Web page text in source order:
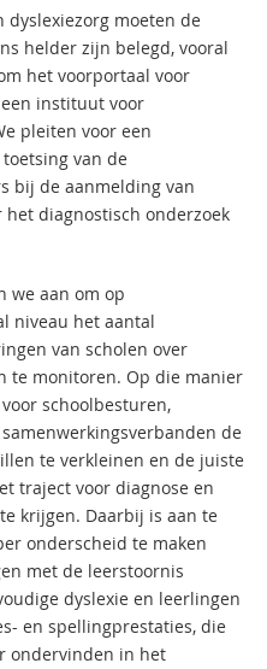
dyslexiezorg moeten de
helder zijn belegd, vooral
het voorportaal voor
instituut voor
pleiten voor een
van de
bij de aanmelding van
het diagnostisch onderzoek
we aan om op
niveau het aantal
van scholen over
te monitoren. Op die manier
schoolbesturen,
de
te verkleinen en de juiste
traject voor diagnose en
krijgen. Daarbij is aan te
onderscheid te maken
met de leerstoornis
dyslexie en leerlingen
en spellingprestaties, die
ondervinden in het